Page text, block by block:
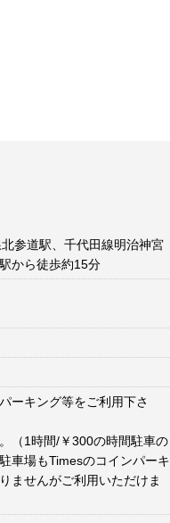
参道駅、千代田線明治神宮
から徒歩約15分
ーキング等をご利用下さ
（1時間/￥300の時間駐車の
車場もTimesのコインパーキ
ませんがご利用いただけま